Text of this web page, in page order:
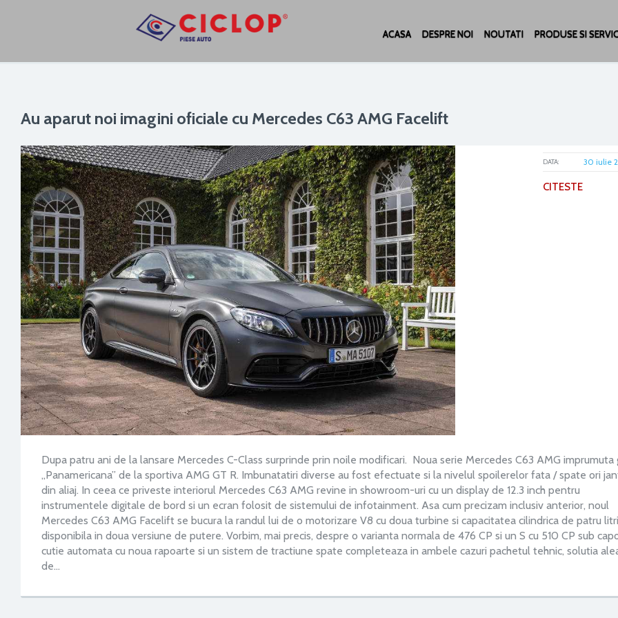
ACASA DESPRE NOI NOUTATI PRODUSE SI
Au aparut noi imagini oficiale cu Mercedes C63 AMG Facelift
DATA: 30 iulie
CITESTE
Dupa patru ani de la lansare Mercedes C-Class surprinde prin noile modificari. Noua serie Mercedes C63 AMG imprumuta
„Panamericana” de la sportiva AMG GT R. Imbunatatiri diverse au fost efectuate si la nivelul spoilerelor fata / spate ori
din aliaj. In ceea ce priveste interiorul Mercedes C63 AMG revine in showroom-uri cu un display de 12.3 inch pentru
instrumentele digitale de bord si un ecran folosit de sistemului de infotainment. Asa cum precizam inclusiv anterior, noul
Mercedes C63 AMG Facelift se bucura la randul lui de o motorizare V8 cu doua turbine si capacitatea cilindrica de patru
disponibila in doua versiune de putere. Vorbim, mai precis, despre o varianta normala de 476 CP si un S cu 510 CP sub
cutie automata cu noua rapoarte si un sistem de tractiune spate completeaza in ambele cazuri pachetul tehnic, solutia
de…